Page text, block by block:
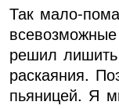
Так мало-
решил
раскаяния.
пьяницей. Я